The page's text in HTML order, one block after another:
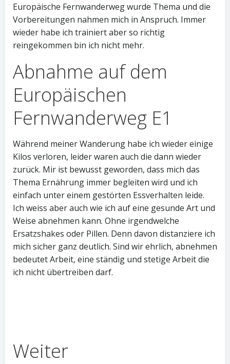
Europäische Fernwanderweg wurde Thema und die
Vorbereitungen nahmen mich in Anspruch. Immer
wieder habe ich trainiert aber so richtig
reingekommen bin ich nicht mehr.
Abnahme auf dem
Europäischen
Fernwanderweg E1
Während meiner Wanderung habe ich wieder einige
Kilos verloren, leider waren auch die dann wieder
zurück. Mir ist bewusst geworden, dass mich das
Thema Ernährung immer begleiten wird und ich
einfach unter einem gestörten Essverhalten leide.
Ich weiss aber auch wie ich auf eine gesunde Art und
Weise abnehmen kann. Ohne irgendwelche
Ersatzshakes oder Pillen. Denn davon distanziere ich
mich sicher ganz deutlich. Sind wir ehrlich, abnehmen
bedeutet Arbeit, eine ständig und stetige Arbeit die
ich nicht übertreiben darf.
Weiter